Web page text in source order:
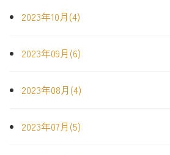
2023年10月(4)
2023年09月(6)
2023年08月(4)
2023年07月(5)